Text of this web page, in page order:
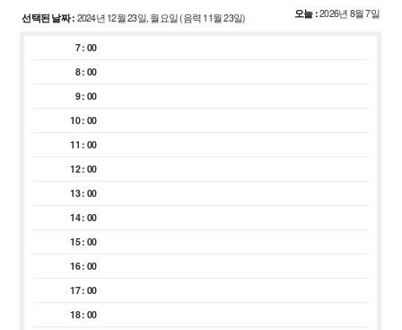
회원종목단체
종목단체
클럽등록 및 동호인 등록
참여마당
경영공시
선택된 날짜 : 2024년 12월 23일, 월요일 (음력 11월 23일) 오늘 :2026년 8월 7일
7 : 00
8 : 00
9 : 00
10 : 00
11 : 00
12 : 00
13 : 00
14 : 00
15 : 00
16 : 00
17 : 00
18 : 00